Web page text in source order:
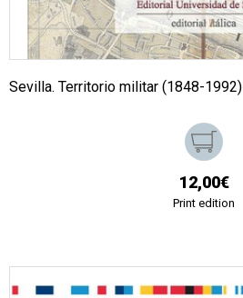
Sevilla. Territorio militar (1848-1992)
12,00€
Print edition